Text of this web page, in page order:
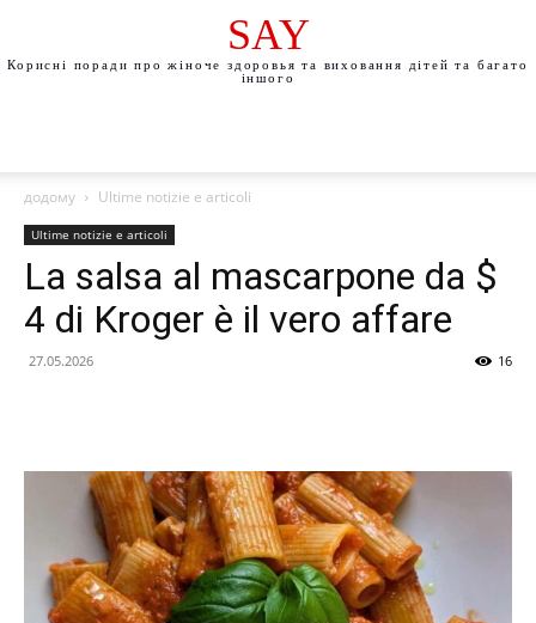
SAY
Корисні поради про жіноче здоровья та виховання дітей та багато
іншого
додому Ultime notizie e articoli
Ultime notizie e articoli
La salsa al mascarpone da $
4 di Kroger è il vero affare
27.05.2026 16